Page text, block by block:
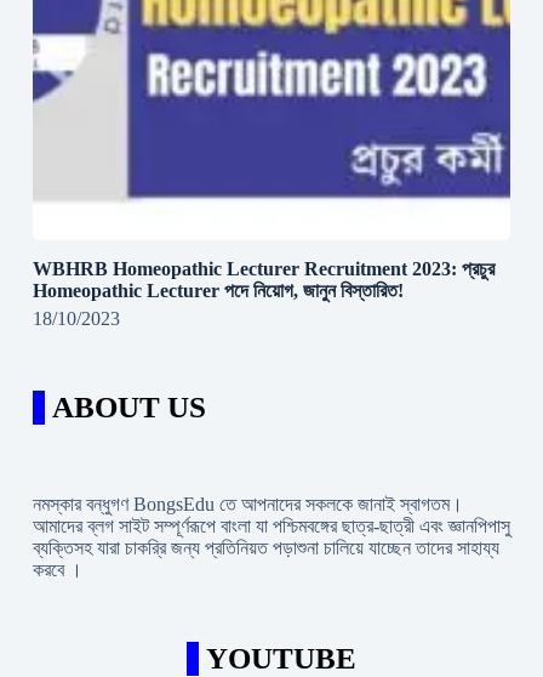
WBHRB Homeopathic Lecturer Recruitment 2023: প্রচুর
Homeopathic Lecturer পদে নিয়োগ, জানুন বিস্তারিত!
18/10/2023
ABOUT US
নমস্কার বন্ধুগণ BongsEdu তে আপনাদের সকলকে জানাই স্বাগতম।
আমাদের ব্লগ সাইট সম্পূর্ণরূপে বাংলা যা পশ্চিমবঙ্গের ছাত্র-ছাত্রী এবং জ্ঞানপিপাসু
ব্যক্তিসহ যারা চাকরি্র জন্য প্রতিনিয়ত পড়াশুনা চালিয়ে যাচ্ছেন তাদের সাহায্য
করবে ।
YOUTUBE